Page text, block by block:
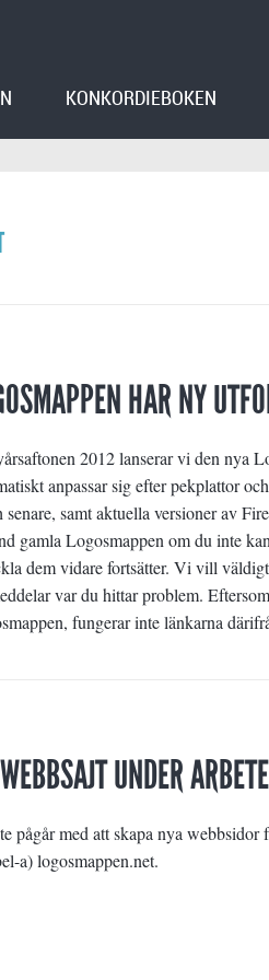
KONKORDIEBOKEN
HAR NY
2012 lanserar vi den nya
anpassar sig efter pekplattor
senare, samt aktuella versioner av
gamla Logosmappen om du inte
dem vidare fortsätter. Vi vill
var du hittar problem.
fungerar inte länkarna
UNDER ARBETE
pågår med att skapa nya
a) logosmappen.net.